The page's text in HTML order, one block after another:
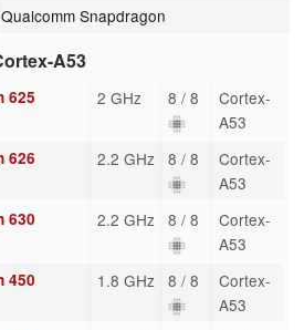
Qualcomm Snapdragon
A53
625 2 GHz 8 / 8
Cortex-
A53
626 2.2 GHz 8 / 8
Cortex-
A53
630 2.2 GHz 8 / 8
Cortex-
A53
450 1.8 GHz 8 / 8
Cortex-
A53